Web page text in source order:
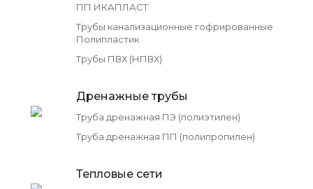
ПП ИКАПЛАСТ
Трубы канализационные гофрированные
Полипластик
Трубы ПВХ (НПВХ)
Дренажные трубы
Труба дренажная ПЭ (полиэтилен)
Труба дренажная ПП (полипропилен)
Тепловые сети